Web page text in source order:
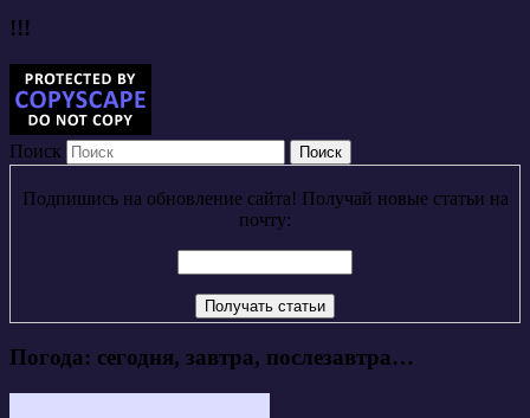
!!!
Поиск
Подпишись на обновление сайта! Получай новые статьи на
почту:
Погода: сегодня, завтра, послезавтра…